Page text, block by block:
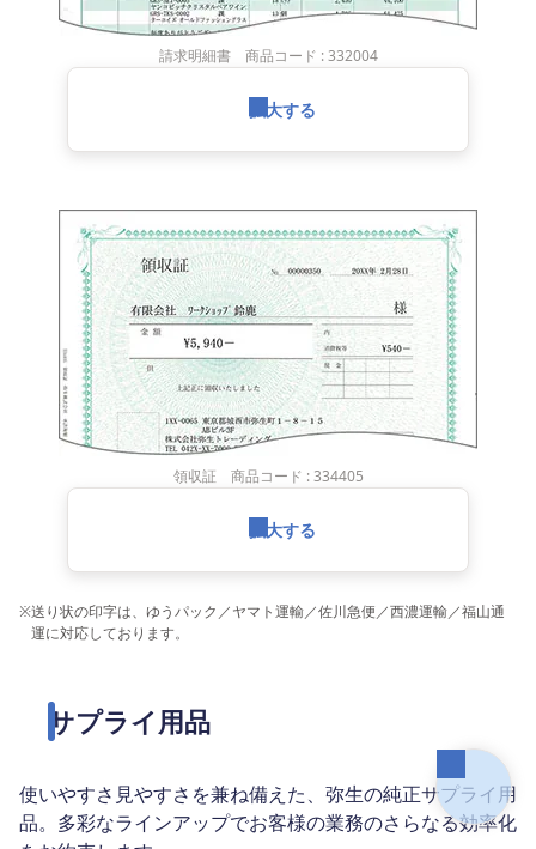
請求明細書 商品コード : 332004
拡大する
領収証 商品コード : 334405
拡大する
※送り状の印字は、ゆうパック／ヤマト運輸／佐川急便／西濃運輸／福山通
運に対応しております。
サプライ用品
使いやすさ見やすさを兼ね備えた、弥生の純正サプライ用
品。多彩なラインアップでお客様の業務のさらなる効率化